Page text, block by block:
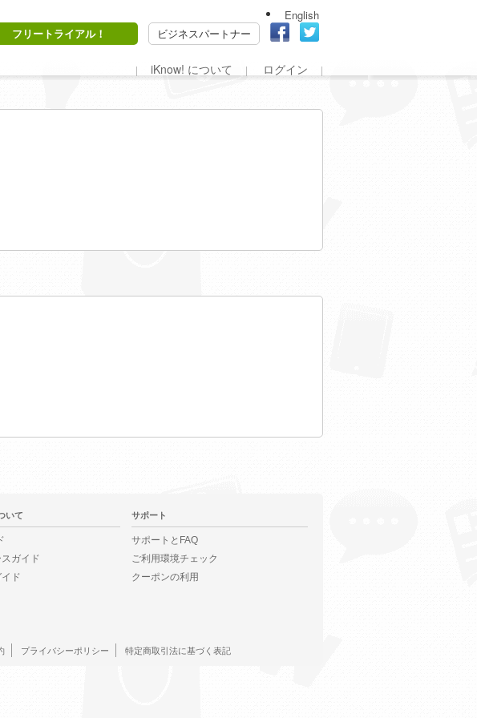
English
フリートライアル！
ビジネスパートナー
iKnow! について ログイン
いて
ガイド
ド
サポート
サポートとFAQ
ご利用環境チェック
クーポンの利用
プライバシーポリシー 特定商取引法に基づく表記